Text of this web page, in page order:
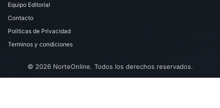
Equipo Editorial
Contacto
Politicas de Privacidad
Terminos y condiciones
© 2026 NorteOnline. Todos los derechos reservados.